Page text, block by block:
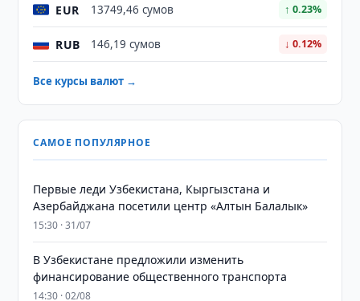
EUR 13749,46 сумов ↑ 0.23%
RUB 146,19 сумов ↓ 0.12%
Все курсы валют →
САМОЕ ПОПУЛЯРНОЕ
Первые леди Узбекистана, Кыргызстана и
Азербайджана посетили центр «Алтын Балалык»
15:30 · 31/07
В Узбекистане предложили изменить
финансирование общественного транспорта
14:30 · 02/08